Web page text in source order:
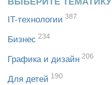
IT-технологии 387
Бизнес 234
Графика и дизайн 206
Для детей 190